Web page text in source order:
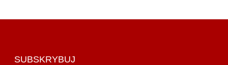
SUBSKRYBUJ